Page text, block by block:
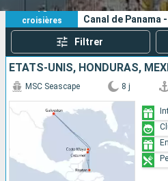
10
croisières
Vos critères de
Canal de Panama
Filtrer
ÉTATS-UNIS, HONDURAS,
MSC Seascape 8 j